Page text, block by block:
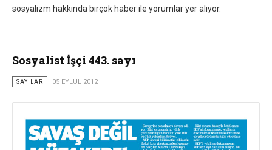
sosyalizm hakkında birçok haber ile yorumlar yer alıyor.
Sosyalist İşçi 443. sayı
SAYILAR 05 EYLÜL 2012